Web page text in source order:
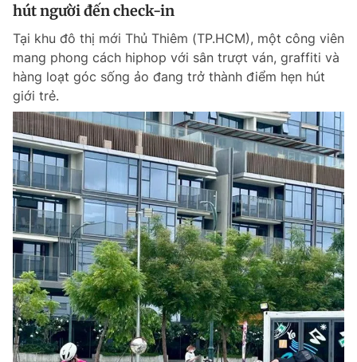
hút người đến check-in
Tại khu đô thị mới Thủ Thiêm (TP.HCM), một công viên
mang phong cách hiphop với sân trượt ván, graffiti và
hàng loạt góc sống ảo đang trở thành điểm hẹn hút
giới trẻ.